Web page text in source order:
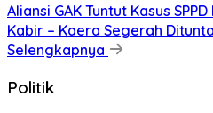
Aliansi GAK Tuntut Kasus
Kabir – Kaera Segerah
Selengkapnya
Politik